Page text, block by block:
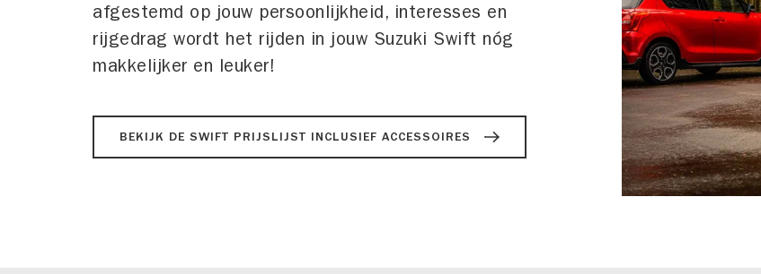
afgestemd op jouw persoonlijkheid, interesses en
rijgedrag wordt het rijden in jouw Suzuki Swift nóg
makkelijker en leuker!
BEKIJK DE SWIFT PRIJSLIJST INCLUSIEF ACCESSOIRES